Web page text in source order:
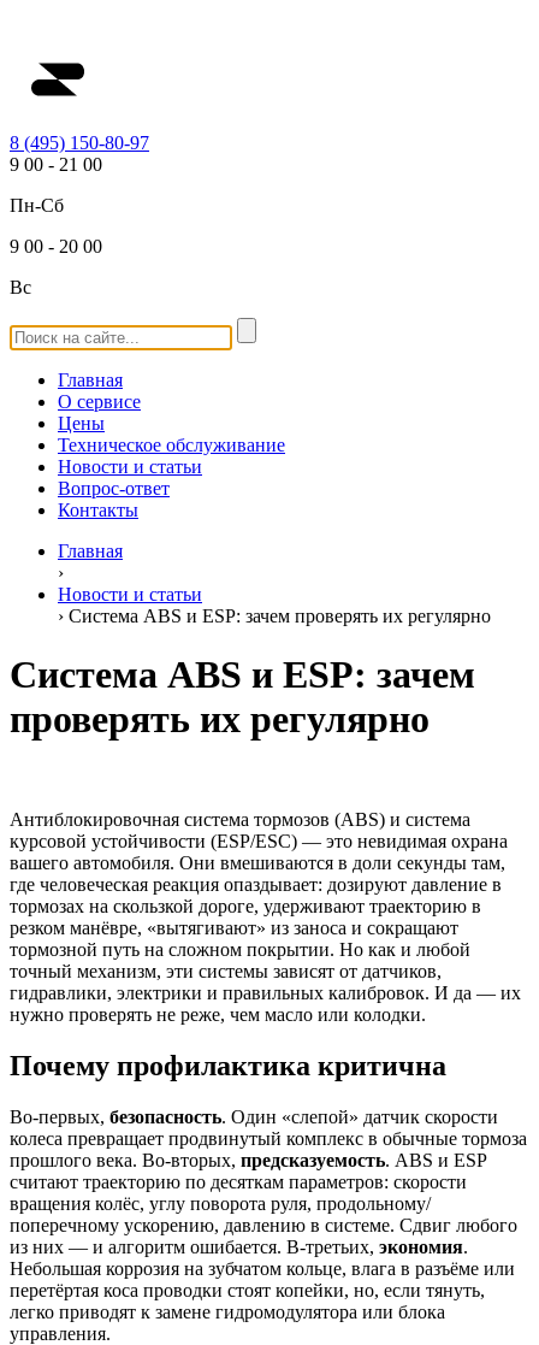
8 (495) 150-80-97
9 00 - 21 00
Пн-Сб
9 00 - 20 00
Вс
Главная
О сервисе
Цены
Техническое обслуживание
Новости и статьи
Вопрос-ответ
Контакты
Главная
›
Новости и статьи
› Система ABS и ESP: зачем проверять их регулярно
Система ABS и ESP: зачем
проверять их регулярно
Антиблокировочная система тормозов (ABS) и система
курсовой устойчивости (ESP/ESC) — это невидимая охрана
вашего автомобиля. Они вмешиваются в доли секунды там,
где человеческая реакция опаздывает: дозируют давление в
тормозах на скользкой дороге, удерживают траекторию в
резком манёвре, «вытягивают» из заноса и сокращают
тормозной путь на сложном покрытии. Но как и любой
точный механизм, эти системы зависят от датчиков,
гидравлики, электрики и правильных калибровок. И да — их
нужно проверять не реже, чем масло или колодки.
Почему профилактика критична
Во-первых, безопасность. Один «слепой» датчик скорости
колеса превращает продвинутый комплекс в обычные тормоза
прошлого века. Во-вторых, предсказуемость. ABS и ESP
считают траекторию по десяткам параметров: скорости
вращения колёс, углу поворота руля, продольному/
поперечному ускорению, давлению в системе. Сдвиг любого
из них — и алгоритм ошибается. В-третьих, экономия.
Небольшая коррозия на зубчатом кольце, влага в разъёме или
перетёртая коса проводки стоят копейки, но, если тянуть,
легко приводят к замене гидромодулятора или блока
управления.